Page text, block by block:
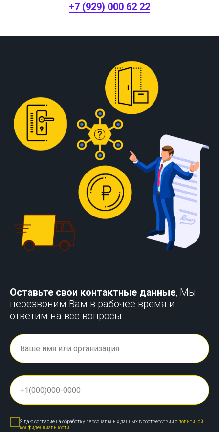
+7 (929) 000 62 22
Оставьте свои контактные данные, Мы
перезвоним Вам в рабочее время и
ответим на все вопросы.
Я даю согласие на обработку персональных данных в соответствии с политикой
конфиденциальности